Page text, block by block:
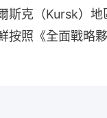
斯克（Kursk）地
按照《全面戰略